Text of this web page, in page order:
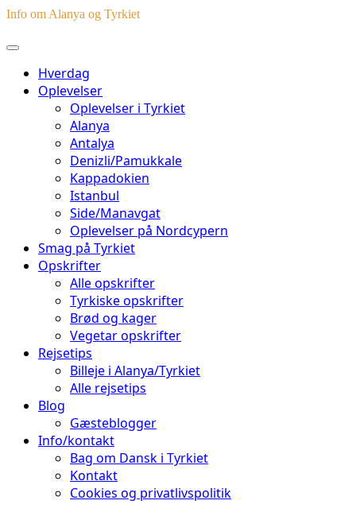
Info om Alanya og Tyrkiet
Hverdag
Oplevelser
Oplevelser i Tyrkiet
Alanya
Antalya
Denizli/Pamukkale
Kappadokien
Istanbul
Side/Manavgat
Oplevelser på Nordcypern
Smag på Tyrkiet
Opskrifter
Alle opskrifter
Tyrkiske opskrifter
Brød og kager
Vegetar opskrifter
Rejsetips
Billeje i Alanya/Tyrkiet
Alle rejsetips
Blog
Gæsteblogger
Info/kontakt
Bag om Dansk i Tyrkiet
Kontakt
Cookies og privatlivspolitik